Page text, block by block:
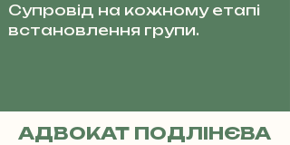
Супровід на кожному етапі
встановлення групи.
АДВОКАТ ПОДЛІНЄВА